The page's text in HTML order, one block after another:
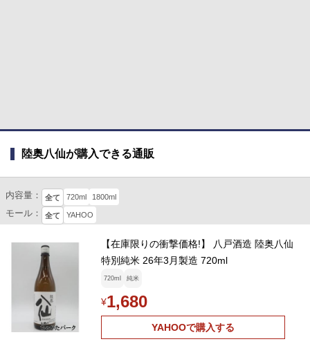
陸奥八仙が購入できる通販
内容量： 全て 720ml 1800ml
モール： 全て YAHOO
【在庫限りの衝撃価格!】 八戸酒造 陸奥八仙
特別純米 26年3月製造 720ml
720ml 純米
¥1,680
YAHOOで購入する